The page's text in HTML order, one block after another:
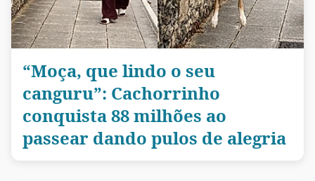
“Moça, que lindo o seu
canguru”: Cachorrinho
conquista 88 milhões ao
passear dando pulos de alegria